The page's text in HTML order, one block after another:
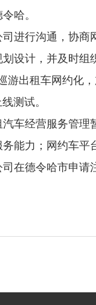
哈。
进行沟通，协商
设计，并及时组
游出租车网约化，
测试。
车经营服务管理
能力；网约车平
在德令哈市申请